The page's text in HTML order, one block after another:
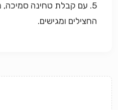
5. עם קבלת טחינה
החצילים ומגישים.